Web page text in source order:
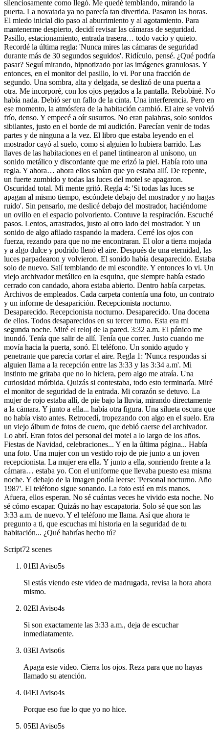
silenciosamente como llegó. Me quedé temblando, mirando la
puerta. La novatada ya no parecía tan divertida. Pasaron las horas.
El miedo inicial dio paso al aburrimiento y al agotamiento. Para
mantenerme despierto, decidí revisar las cámaras de seguridad.
Pasillo, estacionamiento, entrada trasera… todo vacío y quieto.
Recordé la última regla: 'Nunca mires las cámaras de seguridad
durante más de 30 segundos seguidos'. Ridículo, pensé. ¿Qué podría
pasar? Seguí mirando, hipnotizado por las imágenes granulosas. Y
entonces, en el monitor del pasillo, lo vi. Por una fracción de
segundo. Una sombra, alta y delgada, se deslizó de una puerta a
otra. Me incorporé, con los ojos pegados a la pantalla. Rebobiné. No
había nada. Debió ser un fallo de la cinta. Una interferencia. Pero en
ese momento, la atmósfera de la habitación cambió. El aire se volvió
frío, denso. Y empecé a oír susurros. No eran palabras, solo sonidos
sibilantes, justo en el borde de mi audición. Parecían venir de todas
partes y de ninguna a la vez. El libro que estaba leyendo en el
mostrador cayó al suelo, como si alguien lo hubiera barrido. Las
llaves de las habitaciones en el panel tintinearon al unísono, un
sonido metálico y discordante que me erizó la piel. Había roto una
regla. Y ahora… ahora ellos sabían que yo estaba allí. De repente,
un fuerte zumbido y todas las luces del motel se apagaron.
Oscuridad total. Mi mente gritó. Regla 4: 'Si todas las luces se
apagan al mismo tiempo, escóndete debajo del mostrador y no hagas
ruido'. Sin pensarlo, me deslicé debajo del mostrador, haciéndome
un ovillo en el espacio polvoriento. Contuve la respiración. Escuché
pasos. Lentos, arrastrados, justo al otro lado del mostrador. Y un
sonido de algo afilado raspando la madera. Cerré los ojos con
fuerza, rezando para que no me encontraran. El olor a tierra mojada
y a algo dulce y podrido llenó el aire. Después de una eternidad, las
luces parpadearon y volvieron. El sonido había desaparecido. Estaba
solo de nuevo. Salí temblando de mi escondite. Y entonces lo vi. Un
viejo archivador metálico en la esquina, que siempre había estado
cerrado con candado, ahora estaba abierto. Dentro había carpetas.
Archivos de empleados. Cada carpeta contenía una foto, un contrato
y un informe de desaparición. Recepcionista nocturno.
Desaparecido. Recepcionista nocturno. Desaparecido. Una docena
de ellos. Todos desaparecidos en su tercer turno. Esta era mi
segunda noche. Miré el reloj de la pared. 3:32 a.m. El pánico me
inundó. Tenía que salir de allí. Tenía que correr. Justo cuando me
movía hacia la puerta, sonó. El teléfono. Un sonido agudo y
penetrante que parecía cortar el aire. Regla 1: 'Nunca respondas si
alguien llama a la recepción entre las 3:33 y las 3:34 a.m'. Mi
instinto me gritaba que no lo hiciera, pero algo me atraía. Una
curiosidad mórbida. Quizás si contestaba, todo esto terminaría. Miré
el monitor de seguridad de la entrada. Mi corazón se detuvo. La
mujer de rojo estaba allí, de pie bajo la lluvia, mirando directamente
a la cámara. Y junto a ella... había otra figura. Una silueta oscura que
no había visto antes. Retrocedí, tropezando con algo en el suelo. Era
un viejo álbum de fotos de cuero, que debió caerse del archivador.
Lo abrí. Eran fotos del personal del motel a lo largo de los años.
Fiestas de Navidad, celebraciones... Y en la última página... Había
una foto. Una mujer con un vestido rojo de pie junto a un joven
recepcionista. La mujer era ella. Y junto a ella, sonriendo frente a la
cámara… estaba yo. Con el uniforme que llevaba puesto esa misma
noche. Y debajo de la imagen podía leerse: 'Personal nocturno. Año
1987'. El teléfono sigue sonando. La foto está en mis manos.
Afuera, ellos esperan. No sé cuántas veces he vivido esta noche. No
sé cómo escapar. Quizás no hay escapatoria. Solo sé que son las
3:33 a.m. de nuevo. Y el teléfono me llama. Así que ahora te
pregunto a ti, que escuchas mi historia en la seguridad de tu
habitación... ¿Qué habrías hecho tú?
Script72 scenes
01El Aviso5s
Si estás viendo este video de madrugada, revisa la hora ahora
mismo.
02El Aviso4s
Si son exactamente las 3:33 a.m., deja de escuchar
inmediatamente.
03El Aviso6s
Apaga este video. Cierra los ojos. Reza para que no hayas
llamado su atención.
04El Aviso4s
Porque eso fue lo que yo no hice.
05El Aviso5s